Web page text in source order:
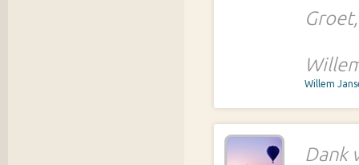
Groet,
Willem
Dank